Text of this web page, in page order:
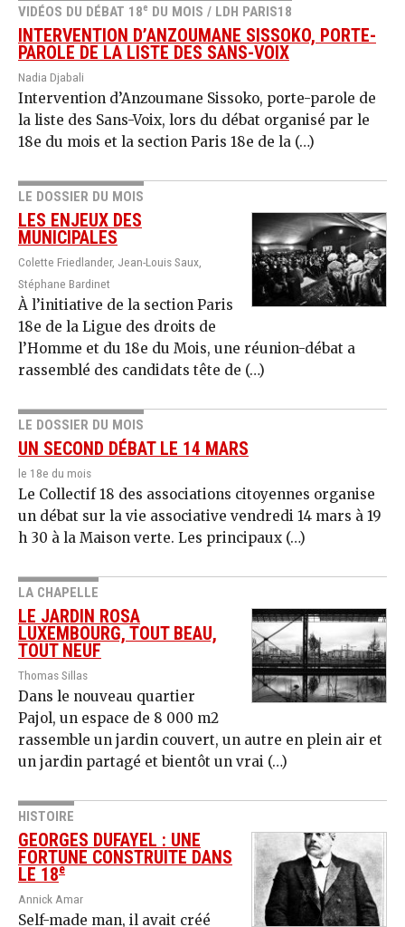
VIDÉOS DU DÉBAT 18e DU MOIS / LDH PARIS18
INTERVENTION D’ANZOUMANE SISSOKO, PORTE-
PAROLE DE LA LISTE DES SANS-VOIX
Nadia Djabali
Intervention d’Anzoumane Sissoko, porte-parole de
la liste des Sans-Voix, lors du débat organisé par le
18e du mois et la section Paris 18e de la (…)
LE DOSSIER DU MOIS
LES ENJEUX DES
MUNICIPALES
Colette Friedlander, Jean-Louis Saux,
Stéphane Bardinet
À l’initiative de la section Paris
18e de la Ligue des droits de
l’Homme et du 18e du Mois, une réunion-débat a
rassemblé des candidats tête de (…)
LE DOSSIER DU MOIS
UN SECOND DÉBAT LE 14 MARS
le 18e du mois
Le Collectif 18 des associations citoyennes organise
un débat sur la vie associative vendredi 14 mars à 19
h 30 à la Maison verte. Les principaux (…)
LA CHAPELLE
LE JARDIN ROSA
LUXEMBOURG, TOUT BEAU,
TOUT NEUF
Thomas Sillas
Dans le nouveau quartier
Pajol, un espace de 8 000 m2
rassemble un jardin couvert, un autre en plein air et
un jardin partagé et bientôt un vrai (…)
HISTOIRE
GEORGES DUFAYEL : UNE
FORTUNE CONSTRUITE DANS
LE 18e
Annick Amar
Self-made man, il avait créé